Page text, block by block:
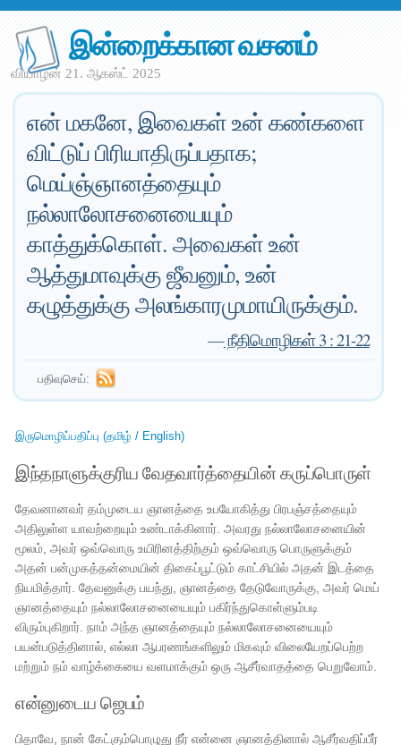
இன்றைக்கான வசனம்
வியாழன் 21. ஆகஸ்ட் 2025
என் மகனே, இவைகள் உன் கண்களை
விட்டுப் பிரியாதிருப்பதாக;
மெய்ஞ்ஞானத்தையும்
நல்லாலோசனையையும்
காத்துக்கொள். அவைகள் உன்
ஆத்துமாவுக்கு ஜீவனும், உன்
கழுத்துக்கு அலங்காரமுமாயிருக்கும்.
—நீதிமொழிகள் 3 : 21-22
பதிவுசெய்:
இருமொழிப்பதிப்பு (தமிழ் / English)
இந்தநாளுக்குரிய வேதவார்த்தையின் கருப்பொருள்
தேவனானவர் தம்முடைய ஞானத்தை உபயோகித்து பிரபஞ்சத்தையும்
அதிலுள்ள யாவற்றையும் உண்டாக்கினார். அவரது நல்லாலோசனையின்
மூலம், அவர் ஒவ்வொரு உயிரினத்திற்கும் ஒவ்வொரு பொருளுக்கும்
அதன் பன்முகத்தன்மையின் திகைப்பூட்டும் காட்சியில் அதன் இடத்தை
நியமித்தார். தேவனுக்கு பயந்து, ஞானத்தை தேடுவோருக்கு, அவர் மெய்
ஞானத்தையும் நல்லாலோசனையையும் பகிர்ந்துகொள்ளும்படி
விரும்புகிறார். நாம் அந்த ஞானத்தையும் நல்லாலோசனையையும்
பயன்படுத்தினால், எல்லா ஆபரணங்களிலும் மிகவும் விலையேறப்பெற்ற
மற்றும் நம் வாழ்க்கையை வளமாக்கும் ஒரு ஆசீர்வாதத்தை பெறுவோம்.
என்னுடைய ஜெபம்
பிதாவே, நான் கேட்கும்பொழுது நீர் என்னை ஞானத்தினால் ஆசீர்வதிப்பீர்